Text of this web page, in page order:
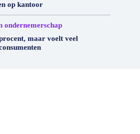
op kantoor
ondernemerschap
maar voelt veel